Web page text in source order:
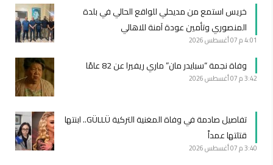
خريس استمع من مديحلي للواقع الحالي في بلدة
المنصوري وتأمين عودة آمنة للاهالي
4:01 م 07 أغسطس 2026
وفاة نجمة “سبايدر مان” ماري ريفيرا عن 82 عامًا
3:42 م 07 أغسطس 2026
تفاصيل صادمة في وفاة المغنية التركية GÜLLÜ.. ابنتها
قتلتها عمداً
3:40 م 07 أغسطس 2026